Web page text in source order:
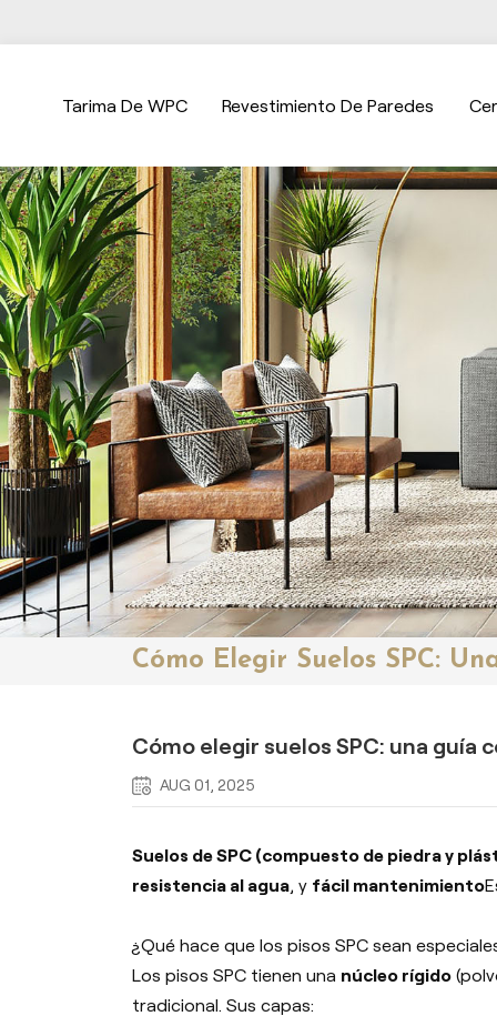
Tarima De WPC Revestimiento De Paredes
Cómo Elegir Suelos SPC:
Cómo elegir suelos SPC: una guía
AUG 01, 2025
Suelos de SPC (compuesto de piedra y
resistencia al agua, y fácil mantenimiento
¿Qué hace que los pisos SPC sean
Los pisos SPC tienen una núcleo rígido
tradicional. Sus capas: